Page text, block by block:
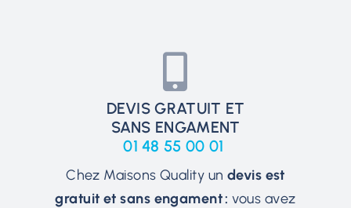
DEVIS GRATUIT ET
SANS ENGAMENT
01 48 55 00 01
Chez Maisons Quality un devis est
gratuit et sans engament : vous avez